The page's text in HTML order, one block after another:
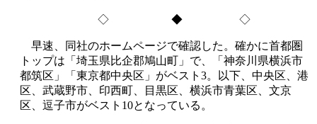
◇ ◆ ◇
早速、同社のホームページで確認した。確かに首都圏
トップは「埼玉県比企郡鳩山町」で、「神奈川県横浜市
都筑区」「東京都中央区」がベスト3。以下、中央区、港
区、武蔵野市、印西町、目黒区、横浜市青葉区、文京
区、逗子市がベスト10となっている。